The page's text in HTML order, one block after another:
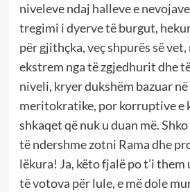
niveleve ndaj halleve e
tregimi i dyerve të burgut,
për gjithçka, veç shpurës së
ekstrem nga të zgjedhurit dhe
niveli, kryer dukshëm bazuar
meritokratike, por korruptive e
shkaqet që nuk u duan më.
të ndershme zotni Rama dhe
lëkura! Ja, këto fjalë po t’i
të votova për lule, e më dole